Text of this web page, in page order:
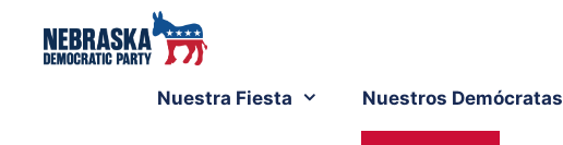
Nuestra Fiesta Nuestros Demócratas